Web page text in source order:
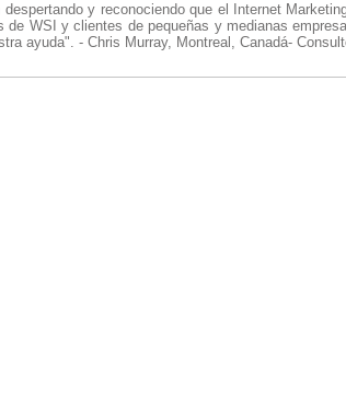
y reconociendo que el Internet
de WSI y clientes de pequeñas y medianas
ayuda". - Chris Murray, Montreal, Canadá-